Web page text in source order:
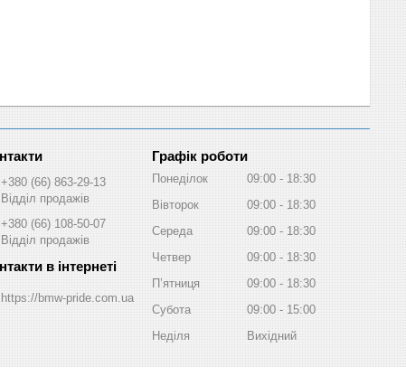
+380 (66) 863-29-13
Відділ продажів
+380 (66) 108-50-07
Відділ продажів
https://bmw-pride.com.ua
Графік роботи
Понеділок 09:00
18:30
Вівторок
09:00
18:30
Середа
09:00
18:30
Четвер
09:00
18:30
Пʼятниця
09:00
18:30
Субота
09:00
15:00
Неділя
Вихідний